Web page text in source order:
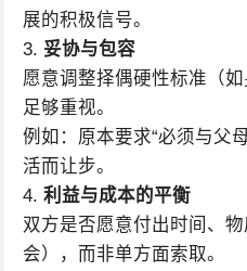
展的积极信号。
3. 妥协与包容
愿意调整择偶硬性标准（
足够重视。
例如：原本要求“必须与父
活而让步。
4. 利益与成本的平衡
双方是否愿意付出时间、
会），而非单方面索取。